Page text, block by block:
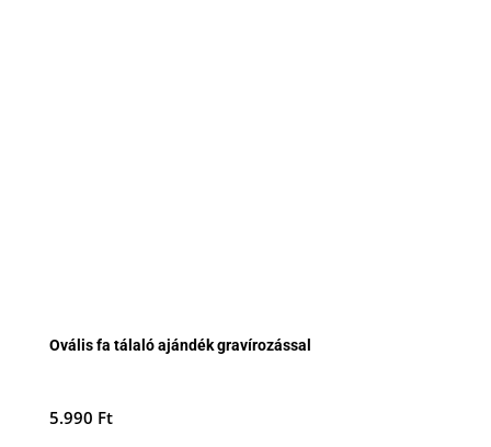
Ovális fa tálaló ajándék gravírozással
5.990 Ft